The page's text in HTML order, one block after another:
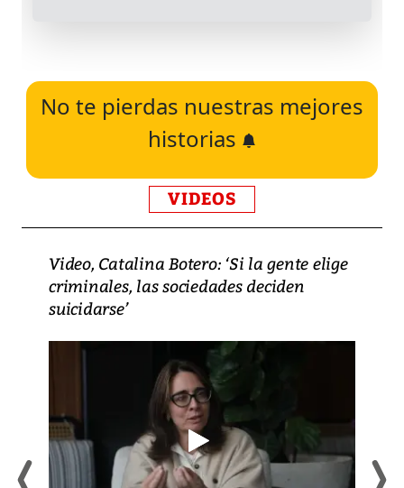
No te pierdas nuestras mejores
historias
VIDEOS
Video, Catalina Botero: ‘Si la gente elige
criminales, las sociedades deciden
suicidarse’